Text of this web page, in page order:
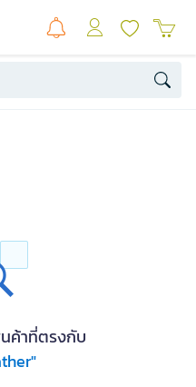
ค้าที่ตรงกับ